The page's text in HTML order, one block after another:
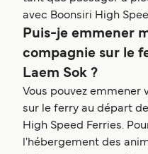
avec Boonsiri High
Puis-je emmener
compagnie sur le
Laem Sok ?
Vous pouvez
sur le ferry au départ
High Speed Ferries.
l'hébergement des